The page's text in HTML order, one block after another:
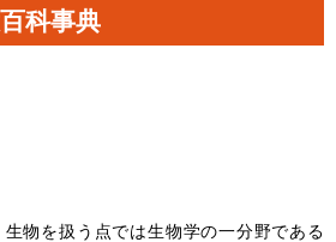
科事典
物を扱う点では生物学の一分野である